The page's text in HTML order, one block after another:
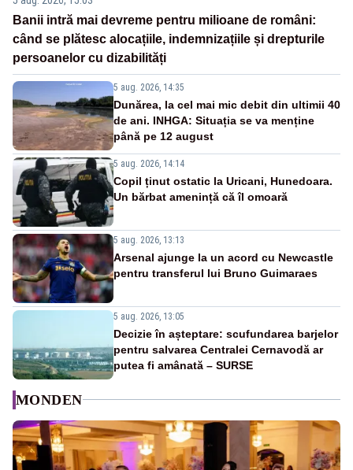
Banii intră mai devreme pentru milioane de români:
când se plătesc alocațiile, indemnizațiile și drepturile
persoanelor cu dizabilități
5 aug. 2026, 14:35
Dunărea, la cel mai mic debit din ultimii 40
de ani. INHGA: Situația se va menține
până pe 12 august
5 aug. 2026, 14:14
Copil ținut ostatic la Uricani, Hunedoara.
Un bărbat amenință că îl omoară
5 aug. 2026, 13:13
Arsenal ajunge la un acord cu Newcastle
pentru transferul lui Bruno Guimaraes
5 aug. 2026, 13:05
Decizie în așteptare: scufundarea barjelor
pentru salvarea Centralei Cernavodă ar
putea fi amânată – SURSE
MONDEN